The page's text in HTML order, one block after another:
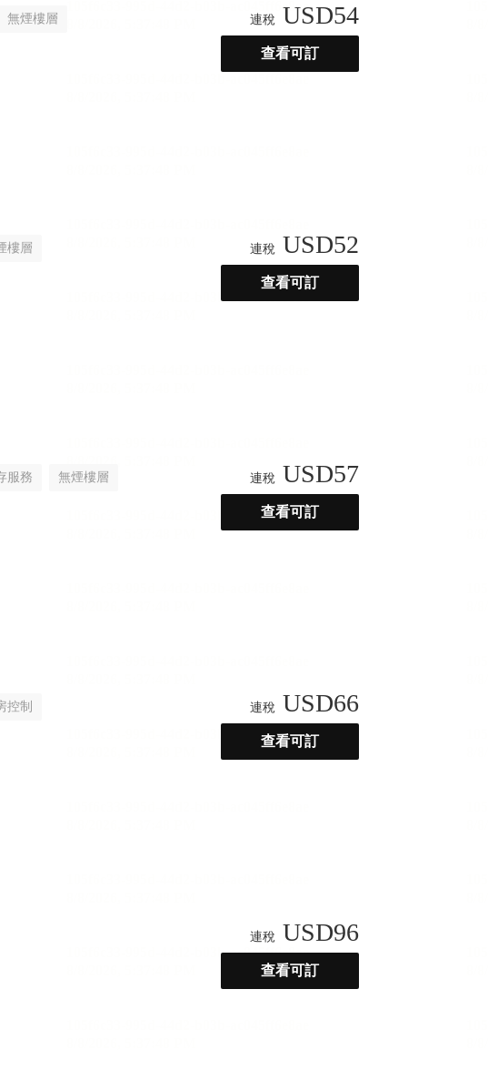
無煙樓層 連稅 USD54
查看可訂
樓層 連稅 USD52
查看可訂
服務 無煙樓層 連稅 USD57
查看可訂
控制 連稅 USD66
查看可訂
連稅 USD96
查看可訂